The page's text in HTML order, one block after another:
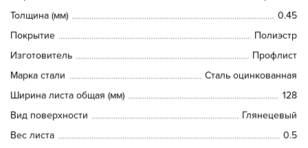
Толщина (мм)
0.45
Покрытие
Полиэстр
Изготовитель
Профлист
Марка стали
Сталь оцинкованная
Ширина листа общая (мм)
128
Вид поверхности
Глянецевый
Вес листа
0.5